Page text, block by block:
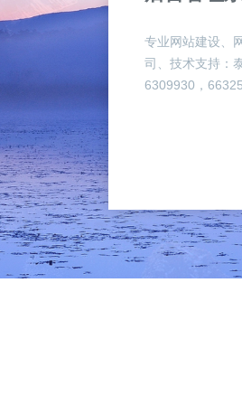
专业网站建设、
司、技术支持：
6309930，